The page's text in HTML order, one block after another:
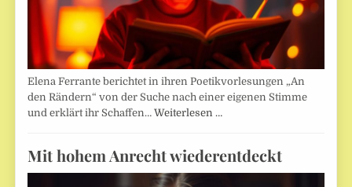
Elena Ferrante berichtet in ihren Poetikvorlesungen „An
den Rändern“ von der Suche nach einer eigenen Stimme
und erklärt ihr Schaffen…Weiterlesen …
Mit hohem Anrecht wiederentdeckt